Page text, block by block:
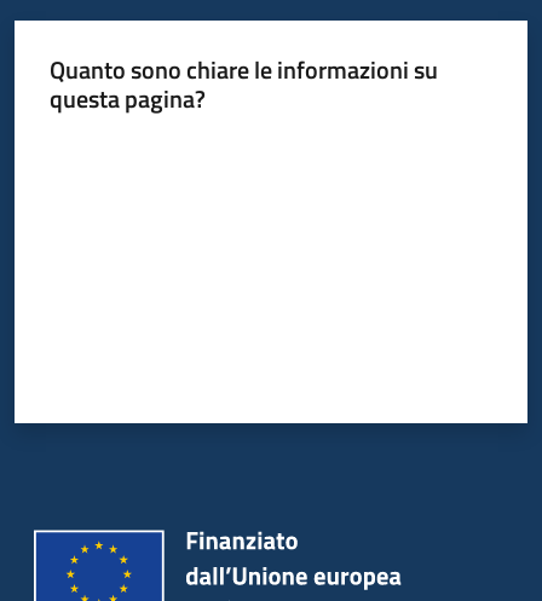
Quanto sono chiare le informazioni su
questa pagina?